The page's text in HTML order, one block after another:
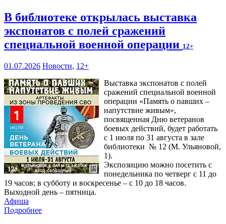
В библиотеке открылась выставка
экспонатов с полей сражений
специальной военной операции 12+
01.07.2026 Новости, 12+
Выставка экспонатов с полей
сражений специальной военной
операции «Память о павших –
напутствие живым»,
посвященная Дню ветеранов
боевых действий, будет работать
с 1 июля по 31 августа в зале
библиотеки № 12 (М. Ульяновой,
1).
Экспозицию можно посетить с
понедельника по четверг с 11 до
19 часов; в субботу и воскресенье – с 10 до 18 часов.
Выходной день – пятница.
Афиша
Подробнее